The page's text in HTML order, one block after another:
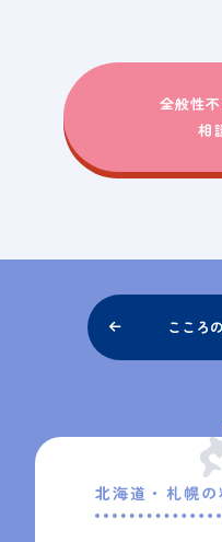
全般性
相
こころ
北海道・札幌